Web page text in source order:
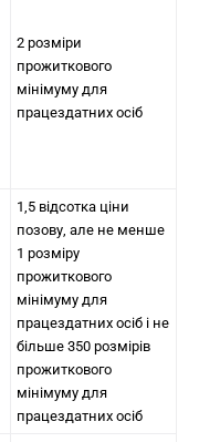
2 розміри
прожиткового
мінімуму для
працездатних осіб
1,5 відсотка ціни
позову, але не менше
1 розміру
прожиткового
мінімуму для
працездатних осіб і не
більше 350 розмірів
прожиткового
мінімуму для
працездатних осіб